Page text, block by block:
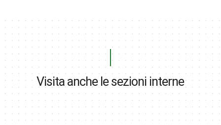
Visita anche le sezioni interne